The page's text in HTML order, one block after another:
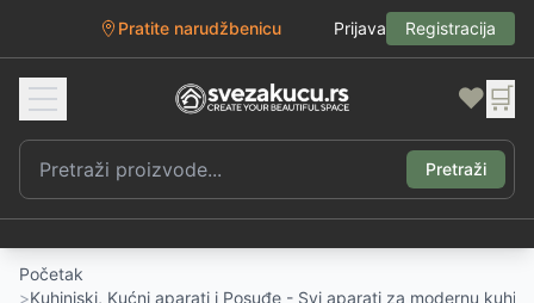
Pratite narudžbenicu Prijava Registracija
❤️ 🛒
Pretraži
Početak
>Kuhinjski, Kućni aparati i Posuđe - Svi aparati za modernu